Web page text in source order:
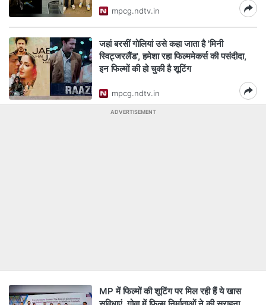
mpcg.ndtv.in
जहां बरसीं गोलियां उसे कहा जाता है 'मिनी
स्विट्जरलैंड', हमेशा रहा फिल्ममेकर्स की पसंदीदा,
इन फिल्मों की हो चुकी है शूटिंग
mpcg.ndtv.in
ADVERTISEMENT
MP में फिल्मों की शूटिंग पर मिल रही हैं ये खास